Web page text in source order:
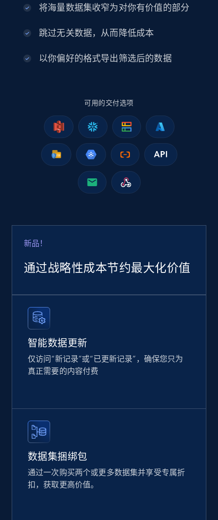
2.5K+ 378+ 立即购买
Seller reviews, Breadcrumbs, Root category, and
eCommerce
359+
Rating, Reviews count, Images, Variations, and
2.4K+
Home Depot US
URL, Domain, Country code, Model number,
eCommerce
2.1K+ 355+
将海量数据集收窄为对你有价值的部分
跳过无关数据，从而降低成本
以你偏好的格式导出筛选后的数据
可用的交付选项
新品！
通过战略性成本节约最大化价值
智能数据更新
仅访问“新记录”或“已更新记录”，确保您只为
真正需要的内容付费
数据集捆绑包
通过一次购买两个或更多数据集并享受专属折
扣，获取更高价值。